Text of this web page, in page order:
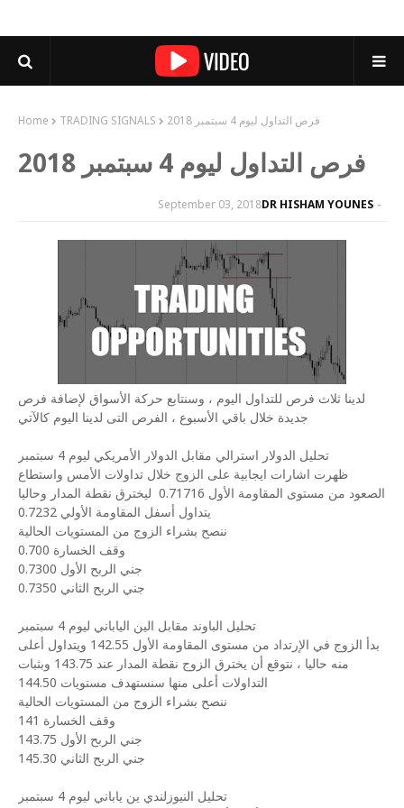
Home TRADING SIGNALS فرص التداول ليوم 4 سبتمبر 2018
فرص التداول ليوم 4 سبتمبر 2018
DR HISHAM YOUNES
September 03, 2018
لدينا ثلاث فرص للتداول اليوم ، وسنتابع حركة الأسواق لإضافة فرص
جديدة خلال باقي الأسبوع ، الفرص التى لدينا اليوم كالآتي
تحليل الدولار استرالي مقابل الدولار الأمريكي ليوم 4 سبتمبر
ظهرت اشارات ايجابية على الزوج خلال تداولات الأمس واستطاع
الصعود من مستوى المقاومة الأول 0.71716
ليخترق نقطة المدار وحاليا
يتداول أسفل المقاومة الأولي 0.7232
ننصح بشراء الزوج من المستويات الحالية
وقف الخسارة 0.700
جني الربح الأول 0.7300
جني الربح الثاني 0.7350
تحليل الباوند مقابل الين الياباني ليوم 4 سبتمبر
بدأ الزوج في الإرتداد من مستوى المقاومة الأول 142.55 ويتداول أعلى
منه حاليا ، نتوقع أن يخترق الزوج نقطة المدار عند 143.75 وبثبات
التداولات أعلى منها سنستهدف مستويات 144.50
ننصح بشراء الزوج من المستويات الحالية
وقف الخسارة 141
جني الربح الأول 143.75
جني الربح الثاني 145.30
تحليل النيوزلندي ين ياباني ليوم 4 سبتمبر